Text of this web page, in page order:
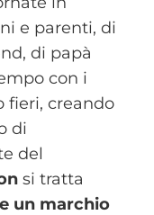
e parenti, di
di papà
con i
fieri, creando
di
del
si tratta
un marchio